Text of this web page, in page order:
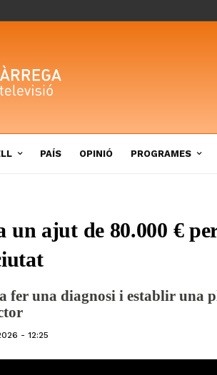
PAÍS OPINIÓ PROGRAMES
un ajut de 80.000 €
fer una diagnosi i establir una
- 12:25